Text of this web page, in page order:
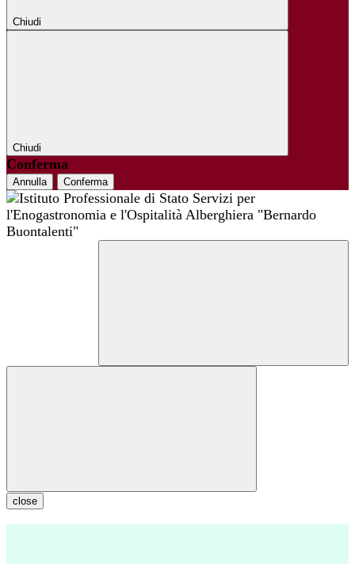
Chiudi
Chiudi
Conferma
Annulla Conferma
close